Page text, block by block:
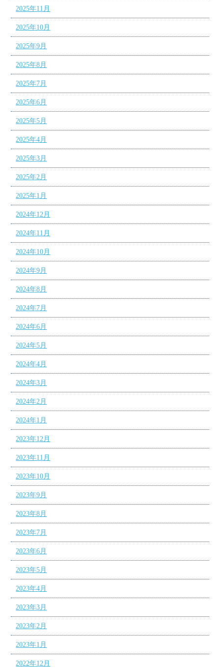
2025年11月
2025年10月
2025年9月
2025年8月
2025年7月
2025年6月
2025年5月
2025年4月
2025年3月
2025年2月
2025年1月
2024年12月
2024年11月
2024年10月
2024年9月
2024年8月
2024年7月
2024年6月
2024年5月
2024年4月
2024年3月
2024年2月
2024年1月
2023年12月
2023年11月
2023年10月
2023年9月
2023年8月
2023年7月
2023年6月
2023年5月
2023年4月
2023年3月
2023年2月
2023年1月
2022年12月